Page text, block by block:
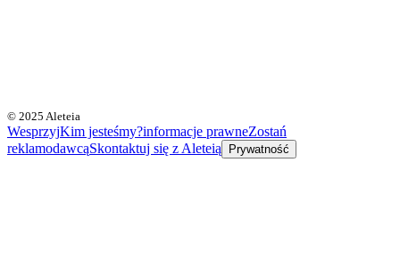
© 2025 Aleteia
WesprzyjKim jesteśmy?informacje prawneZostań
reklamodawcąSkontaktuj się z Aleteią Prywatność